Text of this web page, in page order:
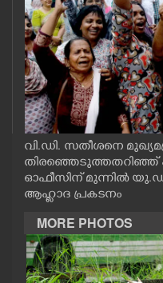
NEWS 360
CASE DIARY
CINEMA
OPINION
PHOTOS
LIFESTYLE
വി.ഡി. സതീശനെ
തിരഞ്ഞെടുത്തതറിഞ്ഞ്
ഓഫീസിന് മുന്നിൽ
ആഹ്ളാദ പ്രകടനം
MORE PHOTOS